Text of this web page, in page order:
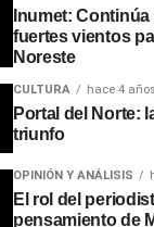
Inumet:
fuertes vientos
Noreste
CULTURA hace 4 años
Portal del Norte:
triunfo
OPINIÓN Y ANÁLISIS
El rol del
pensamiento de